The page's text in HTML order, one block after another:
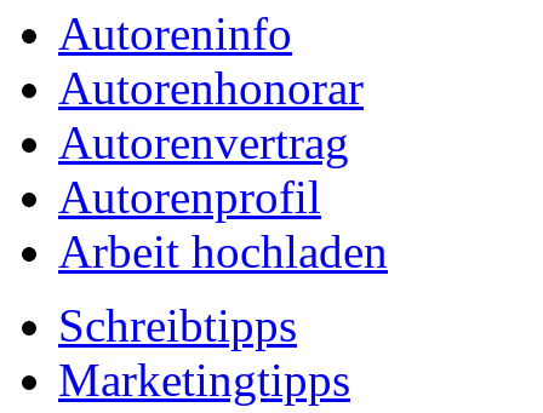
Autoreninfo
Autorenhonorar
Autorenvertrag
Autorenprofil
Arbeit hochladen
Schreibtipps
Marketingtipps